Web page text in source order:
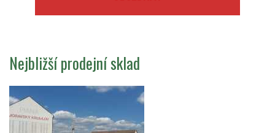
Nejbližší prodejní sklad